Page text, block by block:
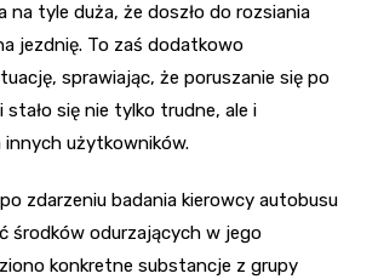
na tyle duża, że doszło do rozsiania
jezdnię. To zaś dodatkowo
sprawiając, że poruszanie się po
się nie tylko trudne, ale i
innych użytkowników.
zdarzeniu badania kierowcy autobusu
środków odurzających w jego
konkretne substancje z grupy